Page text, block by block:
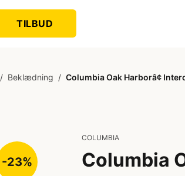
TILBUD
/ Beklædning / Columbia Oak Harborâ¢
-23%
COLUMBIA
Columbia